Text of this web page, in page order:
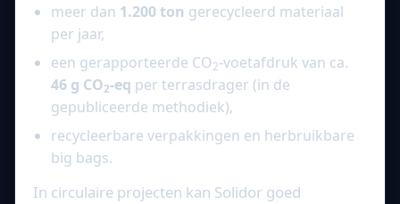
meer dan 1.200 ton gerecycleerd materiaal
per jaar,
een gerapporteerde CO2-voetafdruk van ca.
46 g CO2-eq per terrasdrager (in de
gepubliceerde methodiek),
recycleerbare verpakkingen en herbruikbare
big bags.
In circulaire projecten kan Solidor goed